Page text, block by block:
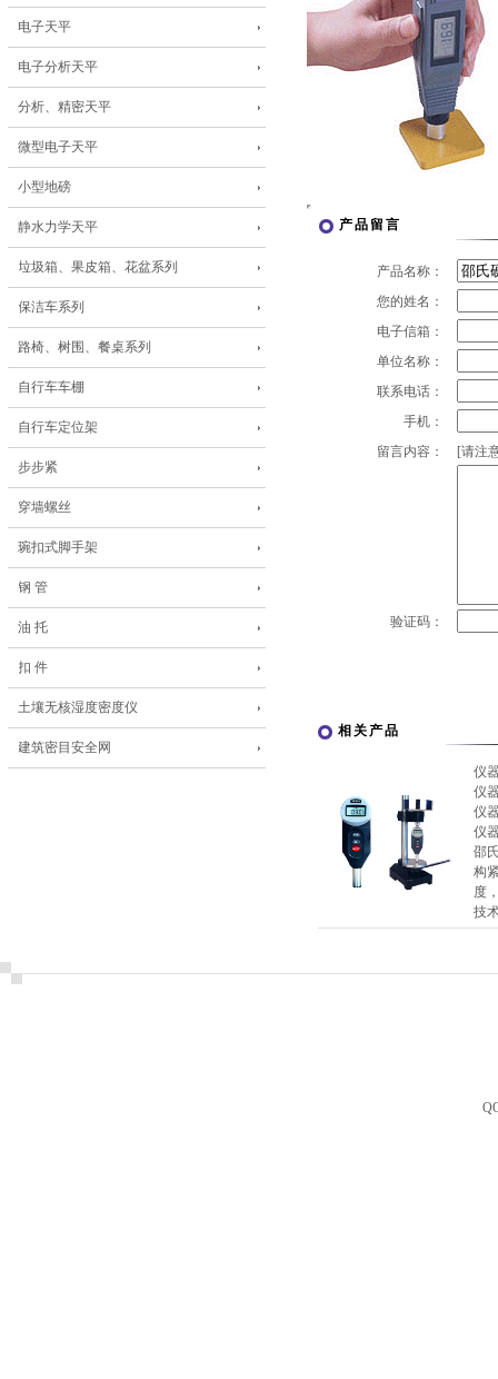
电子天平
电子分析天平
分析、精密天平
微型电子天平
小型地磅
静水力学天平
垃圾箱、果皮箱、花盆系列
保洁车系列
路椅、树围、餐桌系列
自行车车棚
自行车定位架
步步紧
穿墙螺丝
琬扣式脚手架
钢 管
油 托
扣 件
土壤无核湿度密度仪
建筑密目安全网
产品留言
产品名称：
您的姓名：
电子信箱：
单位名称：
联系电话：
手机：
留言内容：
[请注
验证码：
相关产品
仪
仪
仪
仪
邵
构
度
技